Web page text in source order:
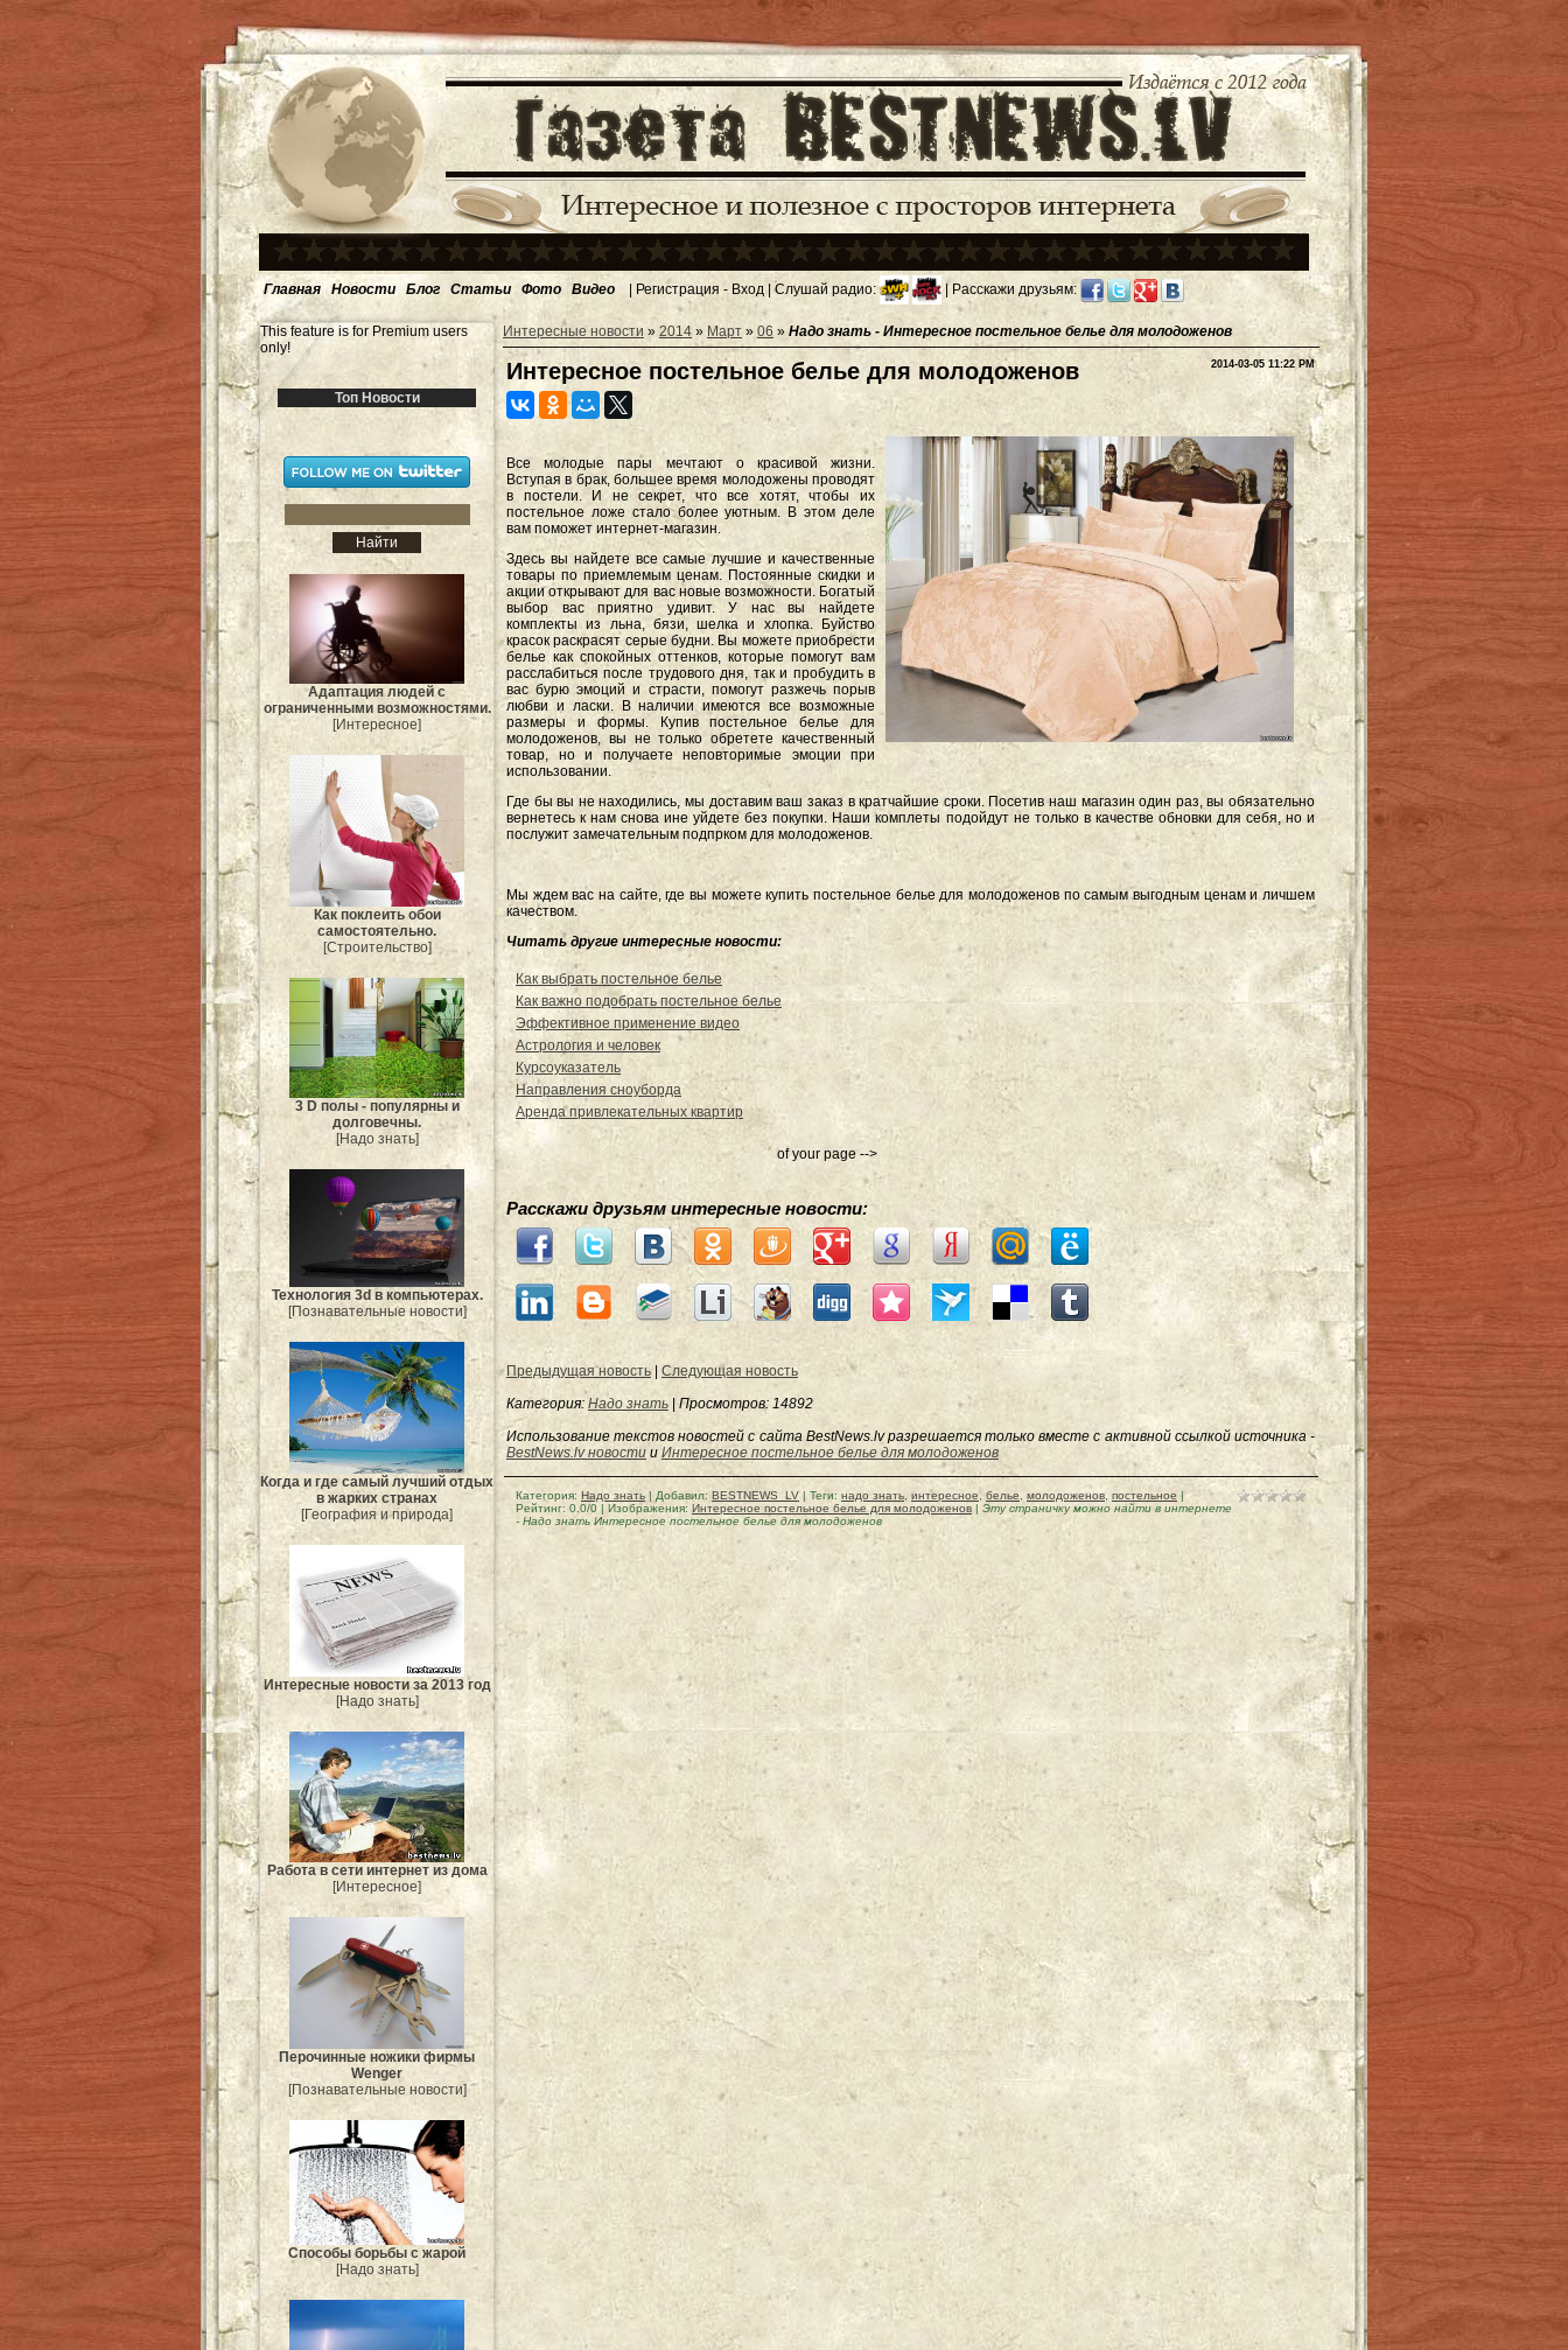
Главная Новости Блог Статьи Фото Видео | Регистрация - Вход | Слушай радио: | Расскажи друзьям:
This feature is for Premium users
only!
Топ Новости
Адаптация людей с
ограниченными возможностями.
[Интересное]
Как поклеить обои
самостоятельно.
[Строительство]
3 D полы - популярны и
долговечны.
[Надо знать]
Технология 3d в компьютерах.
[Познавательные новости]
Когда и где самый лучший отдых
в жарких странах
[География и природа]
Интересные новости за 2013 год
[Надо знать]
Работа в сети интернет из дома
[Интересное]
Перочинные ножики фирмы
Wenger
[Познавательные новости]
Способы борьбы с жарой
[Надо знать]
Интересные новости » 2014 » Март » 06 » Надо знать - Интересное постельное белье для молодоженов
2014-03-05 11:22 PM
Интересное постельное белье для молодоженов
Все молодые пары мечтают о красивой жизни.
Вступая в брак, большее время молодожены проводят
в постели. И не секрет, что все хотят, чтобы их
постельное ложе стало более уютным. В этом деле
вам поможет интернет-магазин.
Здесь вы найдете все самые лучшие и качественные
товары по приемлемым ценам. Постоянные скидки и
акции открывают для вас новые возможности. Богатый
выбор вас приятно удивит. У нас вы найдете
комплекты из льна, бязи, шелка и хлопка. Буйство
красок раскрасят серые будни. Вы можете приобрести
белье как спокойных оттенков, которые помогут вам
расслабиться после трудового дня, так и пробудить в
вас бурю эмоций и страсти, помогут разжечь порыв
любви и ласки. В наличии имеются все возможные
размеры и формы. Купив постельное белье для
молодоженов, вы не только обретете качественный
товар, но и получаете неповторимые эмоции при
использовании.
Где бы вы не находились, мы доставим ваш заказ в кратчайшие сроки. Посетив наш магазин один раз, вы обязательно
вернетесь к нам снова ине уйдете без покупки. Наши комплеты подойдут не только в качестве обновки для себя, но и
послужит замечательным подпрком для молодоженов.
Мы ждем вас на сайте, где вы можете купить постельное белье для молодоженов по самым выгодным ценам и личшем
качеством.
Читать другие интересные новости:
Как выбрать постельное белье
Как важно подобрать постельное белье
Эффективное применение видео
Астрология и человек
Курсоуказатель
Направления сноуборда
Аренда привлекательных квартир
of your page -->
Расскажи друзьям интересные новости:
Предыдущая новость
Следующая новость
Категория: Надо знать Просмотров: 14892
Использование текстов новостей с сайта BestNews.lv разрешается только вместе с активной ссылкой источника -
BestNews.lv новости и Интересное постельное белье для молодоженов
Категория: Надо знать | Добавил: BESTNEWS_LV | Теги: надо знать интересное ,белье молодоженов постельное |
Рейтинг: 0.0/0 | Изображения: Интересное постельное белье для молодоженов | Эту страничку можно найти в интернете
- Надо знать Интересное постельное белье для молодоженов